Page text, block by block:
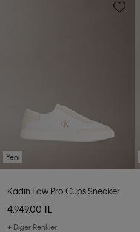
Yeni
Kadın Low Pro Cups Sneaker
4.949,00 TL
+ Diğer Renkler